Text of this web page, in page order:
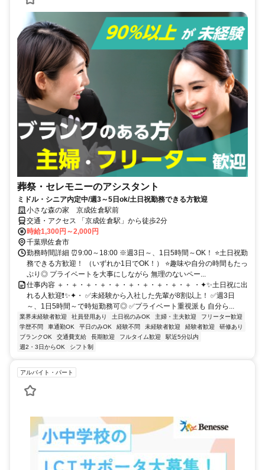
葬祭・セレモニーのアシスタント
ミドル・シニア内定中/週3～5日ok/土日祝勤務できる方歓迎
小さな森の家 京成佐倉駅前
交通・アクセス 「京成佐倉駅」から徒歩2分
時給1,300円～2,000円
千葉県佐倉市
勤務時間詳細 ⏰9:00～18:00 ※週3日～、1日5時間～OK！ ⭐土日祝勤
務できる方歓迎！ （いずれか1日でOK！） ⭐趣味や自分の時間もたっ
ぷり◎ プライベートを大事にしながら 無理のないペー...
仕事内容 ＋・＋・＋・＋・＋・＋・＋・＋・＋・＋ ・✦✨土日祝に出
れる人歓迎❗✨✦・ ✅未経験から入社した先輩が8割以上！ ✅週3日
～、1日5時間～で時短勤務可◎ ✅プライベート重視派も 自分ら...
業界未経験者歓迎 社員登用あり 土日祝のみOK 主婦・主夫歓迎
フリーター歓迎
学歴不問
車通勤OK 平日のみOK 経験不問 未経験者歓迎 経験者歓迎
研修あり
ブランクOK
交通費支給 長期歓迎 フルタイム歓迎
駅近5分以内
週2・3日からOK
シフト制
アルバイト・パート